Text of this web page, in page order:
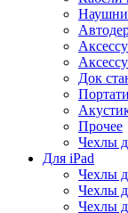
Док
Прочее
Чехлы
Для iPad
Чехлы
Чехлы
Чехлы